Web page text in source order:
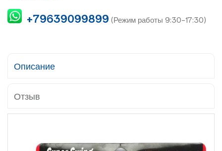
+79639099899 (Режим работы 9:30-17:30)
Описание
Отзыв